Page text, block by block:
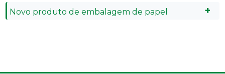
+
Novo produto de embalagem de papel